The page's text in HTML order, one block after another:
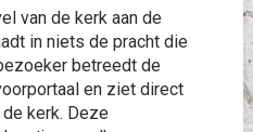
van de kerk aan de
in niets de pracht die
betreedt de
en ziet direct
de kerk. Deze